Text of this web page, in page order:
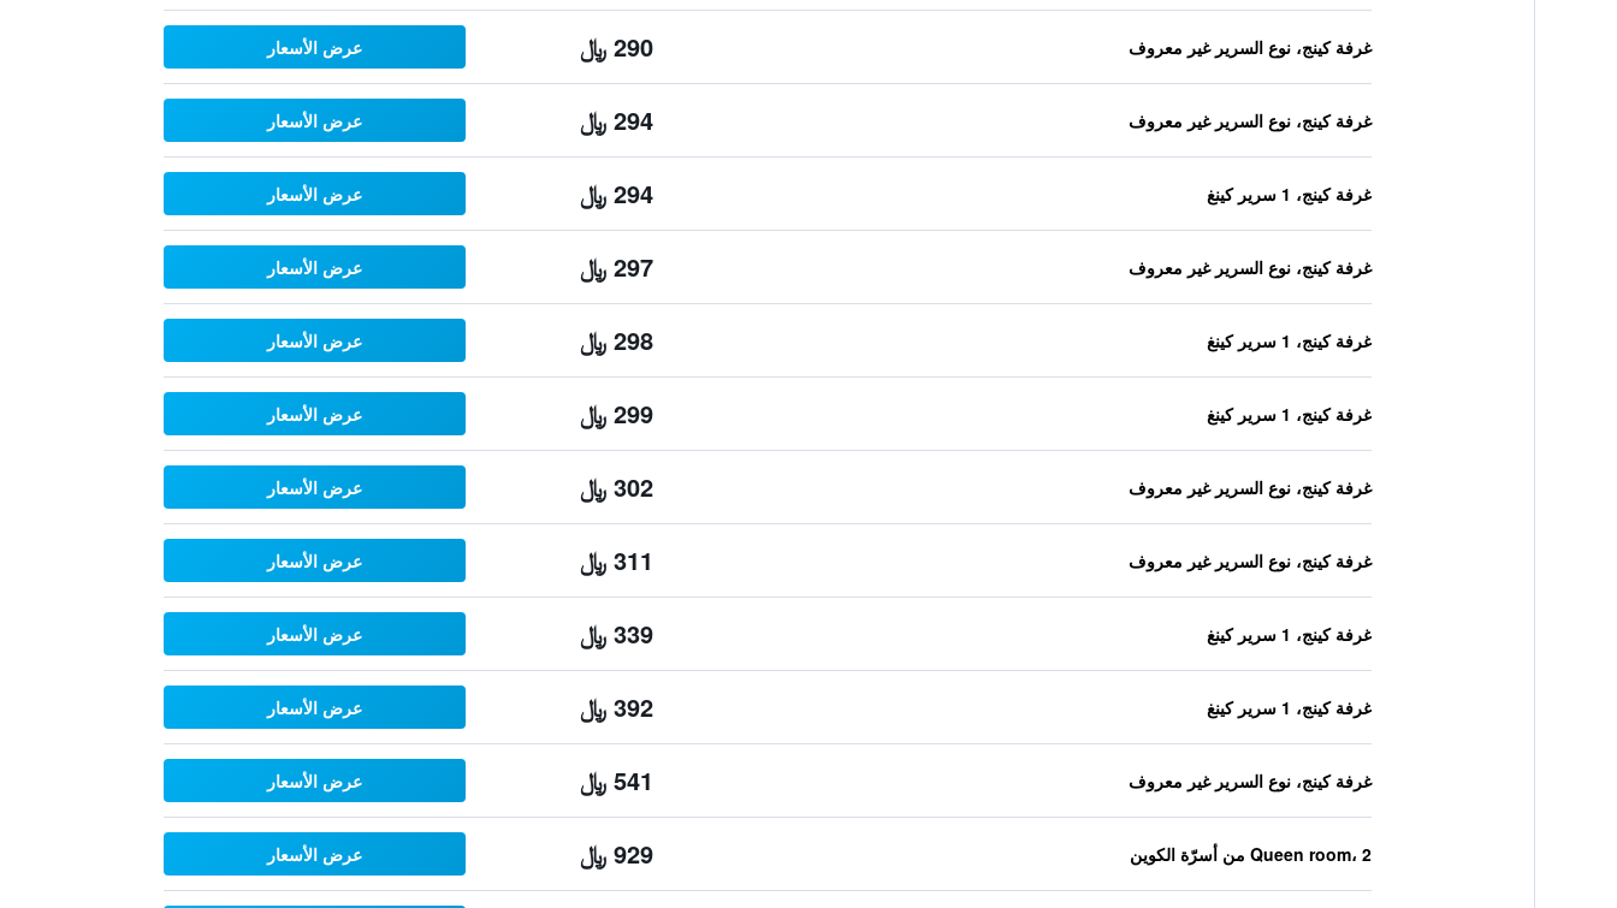
غرفة كينج، نوع السرير غير معروف 290 ﷼ عرض الأسعار
غرفة كينج، نوع السرير غير معروف 294 ﷼ عرض الأسعار
غرفة كينج، 1 سرير كينغ 294 ﷼ عرض الأسعار
غرفة كينج، نوع السرير غير معروف 297 ﷼ عرض الأسعار
غرفة كينج، 1 سرير كينغ 298 ﷼ عرض الأسعار
غرفة كينج، 1 سرير كينغ 299 ﷼ عرض الأسعار
غرفة كينج، نوع السرير غير معروف 302 ﷼ عرض الأسعار
غرفة كينج، نوع السرير غير معروف 311 ﷼ عرض الأسعار
غرفة كينج، 1 سرير كينغ 339 ﷼ عرض الأسعار
غرفة كينج، 1 سرير كينغ 392 ﷼ عرض الأسعار
غرفة كينج، نوع السرير غير معروف 541 ﷼ عرض الأسعار
Queen room، 2 من أسرّة الكوين 929 ﷼ عرض الأسعار